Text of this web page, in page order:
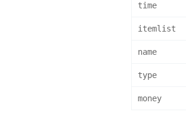
time
itemlist
name
type
money